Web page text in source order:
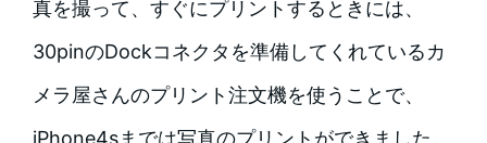
真を撮って、すぐにプリントするときには、
30pinのDockコネクタを準備してくれているカ
メラ屋さんのプリント注文機を使うことで、